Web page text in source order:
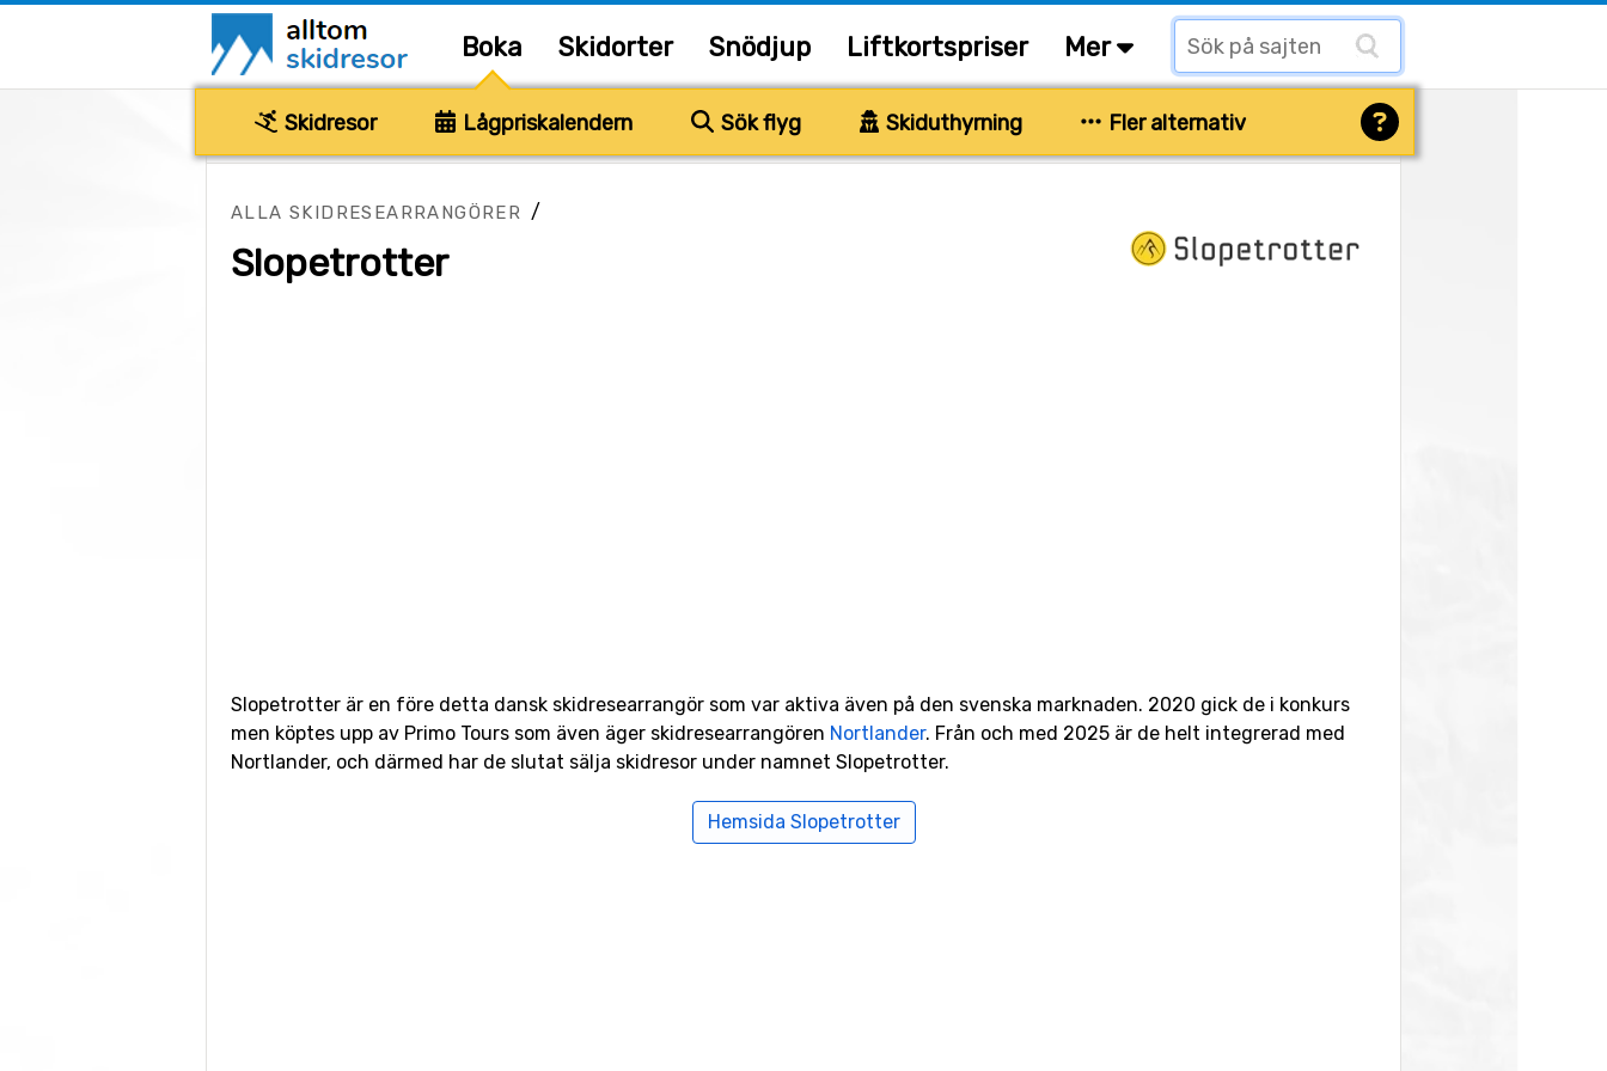
Boka Skidorter Snödjup Liftkortspriser Mer
Skidresor Lågpriskalendern Sök flyg Skiduthyrning Fler alternativ
ALLA SKIDRESEARRANGÖRER /
Slopetrotter
Slopetrotter är en före detta dansk skidresearrangör som var aktiva även på den svenska marknaden. 2020 gick de i konkurs
men köptes upp av Primo Tours som även äger skidresearrangören Nortlander. Från och med 2025 är de helt integrerad med
Nortlander, och därmed har de slutat sälja skidresor under namnet Slopetrotter.
Hemsida Slopetrotter